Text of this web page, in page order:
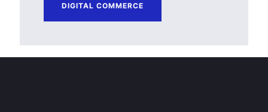
DIGITAL COMMERCE